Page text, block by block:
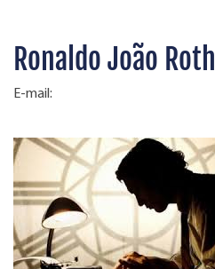
Ronaldo João Roth
E-mail: